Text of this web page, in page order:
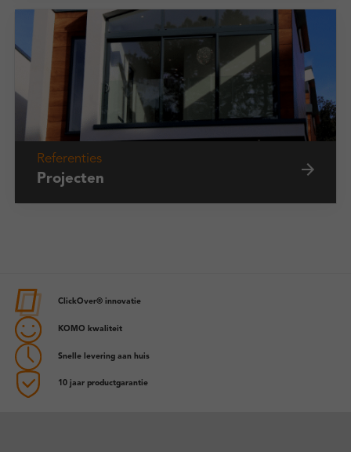
Referenties
Projecten
ClickOver® innovatie
KOMO kwaliteit
Snelle levering aan huis
10 jaar productgarantie